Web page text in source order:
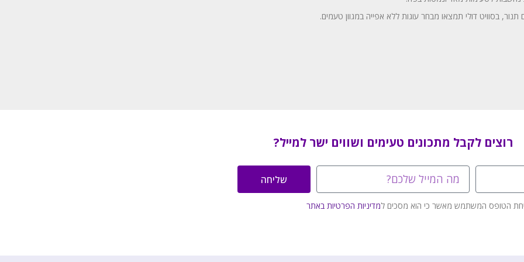
בסוויט דולי תמצאו מבחר עוגות ללא אפייה במגוון טעמים.
רוצים לקבל מתכונים טעימים ושווים ישר למייל?
הטופס המשתמש מאשר כי הוא מסכים למדיניות הפרטיות באתר
שליחה